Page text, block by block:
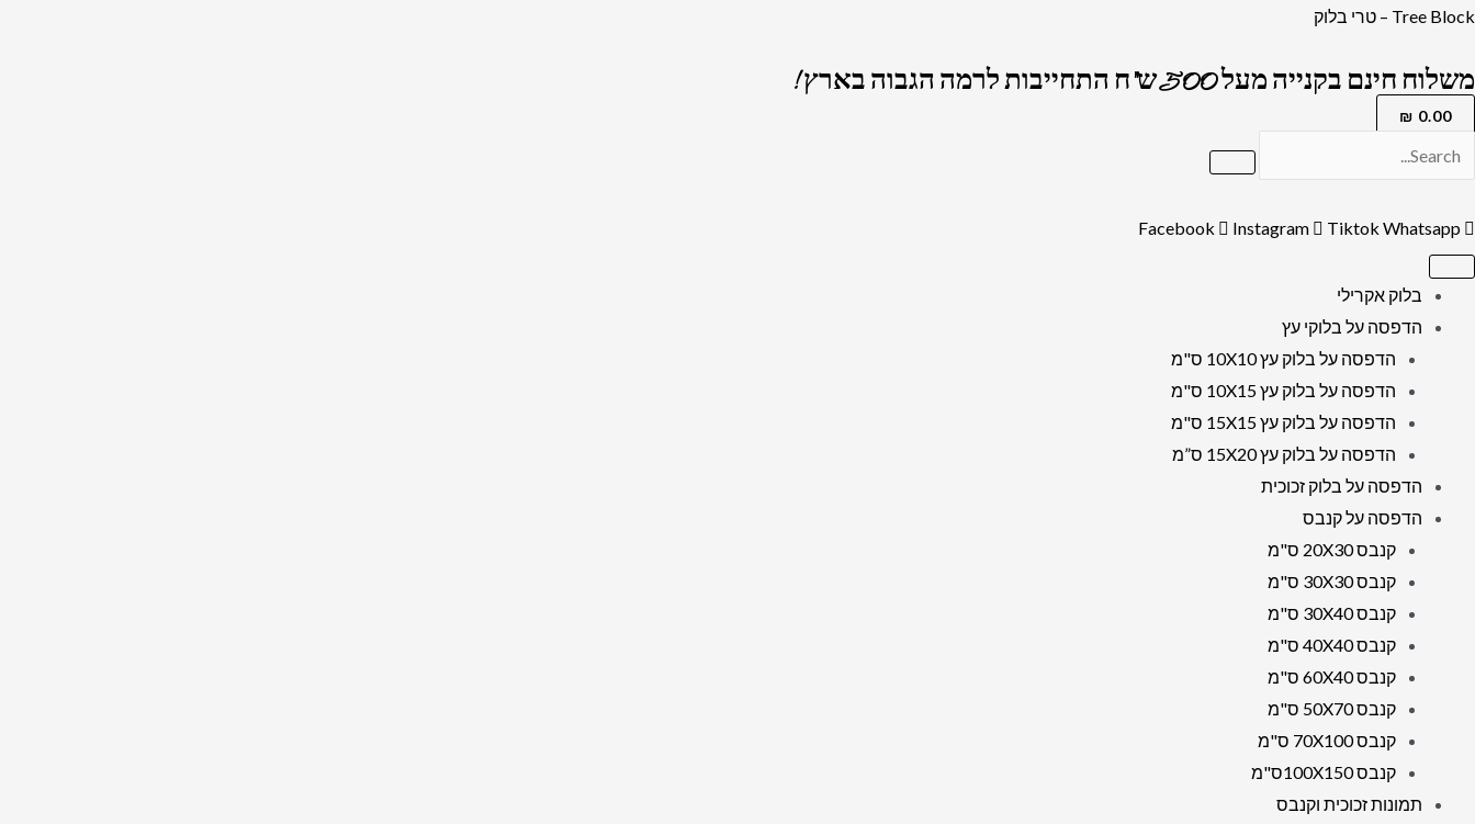
דילוג
Tree Block – טרי בלוק
משלוח חינם בקנייה מעל 500 ש"ח התחייבות לרמה הגבוה בארץ !
0.00
₪
Facebook Instagram Tiktok Whatsapp
בלוק אקרילי
הדפסה על בלוקי עץ
הדפסה על בלוק עץ 10X10 ס"מ
הדפסה על בלוק עץ 10X15 ס"מ
הדפסה על בלוק עץ 15X15 ס"מ
הדפסה על בלוק עץ 15X20 ס”מ
הדפסה על בלוק זכוכית
הדפסה על קנבס
קנבס 20X30 ס"מ
קנבס 30X30 ס"מ
קנבס 30X40 ס"מ
קנבס 40X40 ס"מ
קנבס 60X40 ס"מ
קנבס 50X70 ס"מ
קנבס 70X100 ס"מ
קנבס 100X150ס"מ
תמונות זכוכית וקנבס
כמות
1397
של
יצחק
להדפסה
על
קנבס
או
זכוכית
מחוסמת